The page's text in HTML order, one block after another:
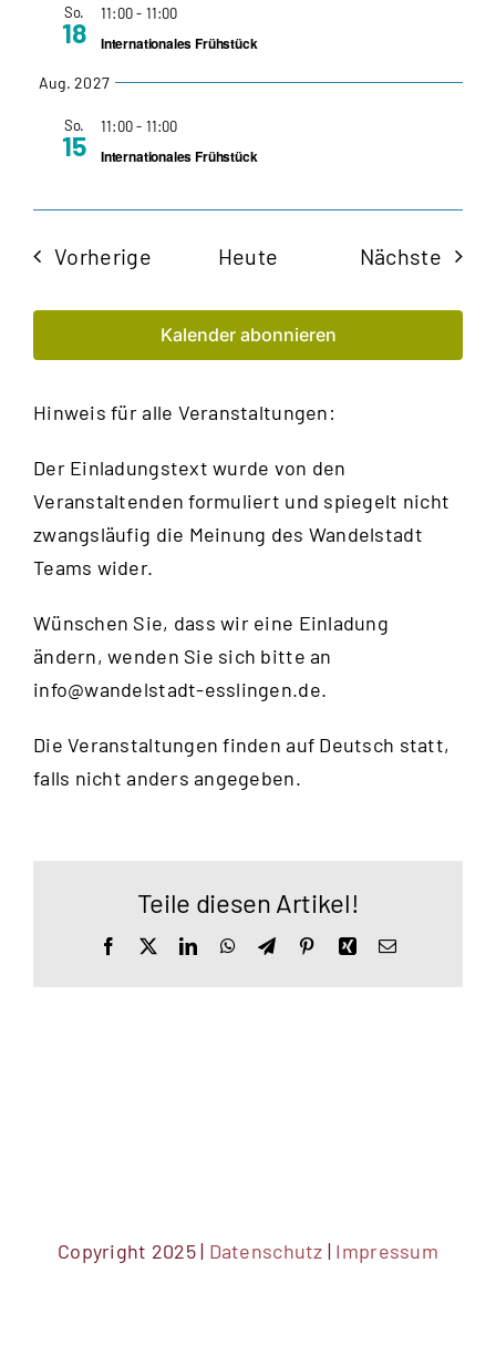
So.
18
11:00- 11:00
Internationales Frühstück
Aug. 2027
So.
15
11:00- 11:00
Internationales Frühstück
VorherigeVeranstaltungen
Heute Nächste
Kalender abonnieren
Hinweis für alle Veranstaltungen:
Der Einladungstext wurde von den
Veranstaltenden formuliert und spiegelt nicht
zwangsläufig die Meinung des Wandelstadt
Teams wider.
Wünschen Sie, dass wir eine Einladung
ändern, wenden Sie sich bitte an
info@wandelstadt-esslingen.de.
Die Veranstaltungen finden auf Deutsch statt,
falls nicht anders angegeben.
Teile diesen Artikel!
Facebook LinkedInWhatsApp
TelegramPinterestXingE-
Copyright 2025 | Datenschutz | Impressum